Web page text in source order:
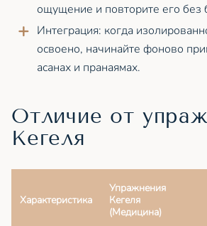
ощущение и повторите его без
Интеграция: когда
освоено, начинайте фоново
асанах и пранаямах.
Отличие от
Кегеля
Характеристика
Упражнения
Кегеля
(Медицина)